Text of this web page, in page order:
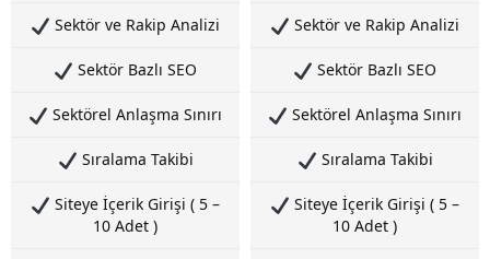
Sektör ve Rakip Analizi
Sektör Bazlı SEO
Sektörel Anlaşma Sınırı
Sıralama Takibi
Siteye İçerik Girişi ( 5 –
10 Adet )
Sektör ve Rakip Analizi
Sektör Bazlı SEO
Sektörel Anlaşma Sınırı
Sıralama Takibi
Siteye İçerik Girişi ( 5 –
10 Adet )